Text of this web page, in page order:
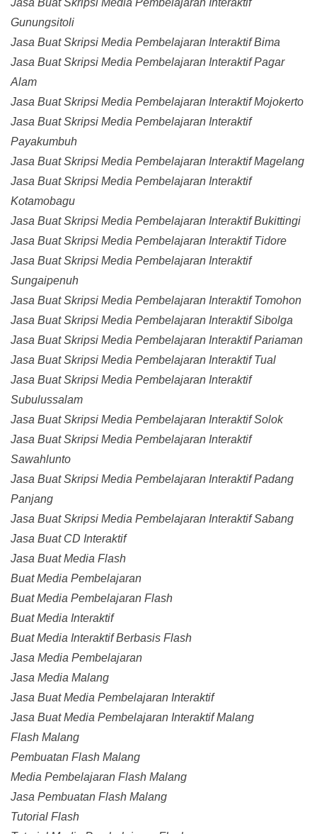
Jasa Buat Skripsi Media Pembelajaran Interaktif
Gunungsitoli
Jasa Buat Skripsi Media Pembelajaran Interaktif Bima
Jasa Buat Skripsi Media Pembelajaran Interaktif Pagar
Alam
Jasa Buat Skripsi Media Pembelajaran Interaktif Mojokerto
Jasa Buat Skripsi Media Pembelajaran Interaktif
Payakumbuh
Jasa Buat Skripsi Media Pembelajaran Interaktif Magelang
Jasa Buat Skripsi Media Pembelajaran Interaktif
Kotamobagu
Jasa Buat Skripsi Media Pembelajaran Interaktif Bukittingi
Jasa Buat Skripsi Media Pembelajaran Interaktif Tidore
Jasa Buat Skripsi Media Pembelajaran Interaktif
Sungaipenuh
Jasa Buat Skripsi Media Pembelajaran Interaktif Tomohon
Jasa Buat Skripsi Media Pembelajaran Interaktif Sibolga
Jasa Buat Skripsi Media Pembelajaran Interaktif Pariaman
Jasa Buat Skripsi Media Pembelajaran Interaktif Tual
Jasa Buat Skripsi Media Pembelajaran Interaktif
Subulussalam
Jasa Buat Skripsi Media Pembelajaran Interaktif Solok
Jasa Buat Skripsi Media Pembelajaran Interaktif
Sawahlunto
Jasa Buat Skripsi Media Pembelajaran Interaktif Padang
Panjang
Jasa Buat Skripsi Media Pembelajaran Interaktif Sabang
Jasa Buat CD Interaktif
Jasa Buat Media Flash
Buat Media Pembelajaran
Buat Media Pembelajaran Flash
Buat Media Interaktif
Buat Media Interaktif Berbasis Flash
Jasa Media Pembelajaran
Jasa Media Malang
Jasa Buat Media Pembelajaran Interaktif
Jasa Buat Media Pembelajaran Interaktif Malang
Flash Malang
Pembuatan Flash Malang
Media Pembelajaran Flash Malang
Jasa Pembuatan Flash Malang
Tutorial Flash